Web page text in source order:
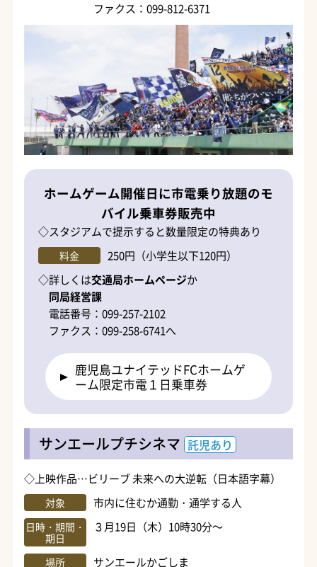
ファクス：099-812-6371
ホームゲーム開催日に市電乗り放題のモ
バイル乗車券販売中
◇スタジアムで提示すると数量限定の特典あり
料金
250円（小学生以下120円）
◇詳しくは交通局ホームページか
同局経営課
電話番号：099-257-2102
ファクス：099-258-6741へ
鹿児島ユナイテッドFCホームゲ
ーム限定市電１日乗車券
サンエールプチシネマ 託児あり
◇上映作品…ビリーブ 未来への大逆転（日本語字幕）
対象 市内に住むか通勤・通学する人
日時・期間・
期日
３月19日（木）10時30分～
場所 サンエールかごしま